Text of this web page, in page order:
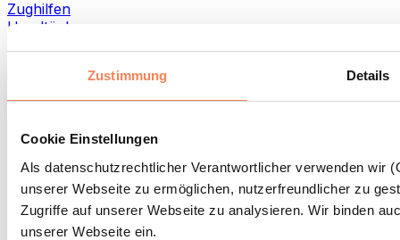
Zustimmung Details
Cookie Einstellungen
Als datenschutzrechtlicher Verantwortlicher verwenden wir
unserer Webseite zu ermöglichen, nutzerfreundlicher zu
Zugriffe auf unserer Webseite zu analysieren. Wir binden
unserer Webseite ein.
Zughilfen
Handtücher
Faszien- und Massagerollen
Weitere Rehabilitationshilfen
Taschen & Rucksäcke
Essenstaschen und Meal-Prep-Zubehör
Sporttaschen